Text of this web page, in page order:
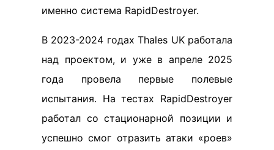
именно система RapidDestroyer.
В 2023-2024 годах Thales UK работала
над проектом, и уже в апреле 2025
года провела первые полевые
испытания. На тестах RapidDestroyer
работал со стационарной позиции и
успешно смог отразить атаки «роев»